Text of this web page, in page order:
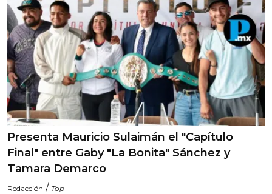
Presenta Mauricio Sulaimán el "Capítulo
Final" entre Gaby "La Bonita" Sánchez y
Tamara Demarco
Redacción / Top